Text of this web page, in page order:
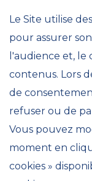
Le Site utilise
pour assurer
l'audience et, le
contenus. Lors
de
refuser ou de
Vous pouvez
moment en
cookies »